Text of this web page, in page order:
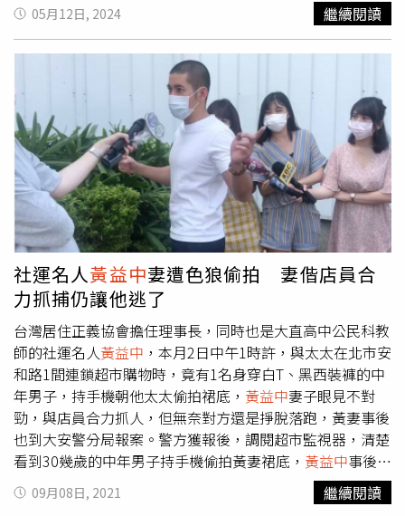
困境，卻又得不到丈夫支持，也得不到法律保障的沉痛社會
紀實報導。這本書2022年12月由台灣東販出版社出版發
行，書中記載多名已婚女性的心聲，在近日引起廣大共鳴，
不少女網友分享讀後心得，有人認為「其實這本書更適合給
男人看」、「身為老公的人應該必讀」，名嘴
也指出
「這本書真的是家庭和樂居家必備良藥」。這本書近日於網
路爆紅，國立陽明交通大學圖書館的臉書粉專發文指出，全
台圖書館排隊預約借閱的人竟高達一千多人。其中雙北市立
圖書館有612人預約，桃園市立圖書館有160人，台中市立
圖書館有317人，台南市立圖書館有391人，高雄市立圖書
館則有274人，不過陽明交通大學圖書館排隊0人。該篇發
文的用意，是希望大家可踴躍去陽明交通大學圖書館預約借
閱，不過小編原始發文「Q.E.D.｜本校教職員們的婚姻關係
良好！良好的身心靈狀態，共創優質校園環境~老公怎麼還
不去死」，由於語意不詳，引來部分網友不滿，在貼文底下
留言開砲。網友紛紛留言砲轟：「借書的人不代表婚姻關係
不好，沒借這本書也不代表婚姻關係良好。我覺得透過表面
上的借書數量詮釋他人的婚姻關係不恰當」、「看來陽明交
大已經徹徹底底沉淪了，希望各位閒暇之餘多看看書充實自
己的知識，讓自己說出來的話可以有點內涵，至少在公共場
合的發言可以得體一點」、「圖書館小編在工作時間使用粉
專宣傳書籍是可以，但將婚姻關係二分法貼標籤和扣帽子真
的不太好」。原貼文下，也有網友留言認為，為何大家要對
05月12日, 2024 繼續閱讀
社運名人黃益中妻遭色狼偷拍 妻偕店員合
力抓捕仍讓他逃了
台灣居住正義協會擔任理事長，同時也是大直高中公民科教
師的社運名人黃益中 ，本月2日中午1時許，與太太在北市安
和路1間連鎖超市購物時，竟有1名身穿白T、黑西裝褲的中
年男子，持手機朝他太太偷拍裙底， 黃益中妻子眼見不對
勁，與店員合力抓人，但無奈對方還是掙脫落跑，黃妻事後
也到大安警分局報案。警方獲報後，調閱超市監視器，清楚
看到30幾歲的中年男子持手機偷拍黃妻裙底， 黃益中事後也
PO文強調「原本以為偷拍都是發生在社會新聞上的事、沒
想到這次的受害者竟是自己太太」，並惋惜店員雖然見義勇
09月08日, 2021 繼續閱讀